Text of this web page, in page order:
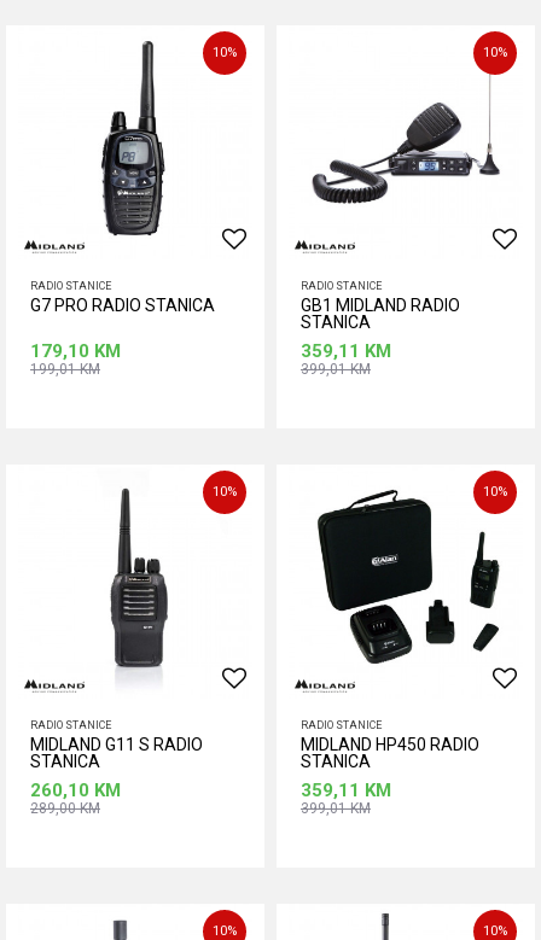
10%
RADIO STANICE
G7 PRO RADIO STANICA
179,10 KM
199,01KM
10%
RADIO STANICE
GB1 MIDLAND RADIO
STANICA
359,11 KM
399,01KM
10%
RADIO STANICE
MIDLAND G11 S RADIO
STANICA
260,10 KM
289,00KM
10%
RADIO STANICE
MIDLAND HP450 RADIO
STANICA
359,11 KM
399,01KM
10% 10%